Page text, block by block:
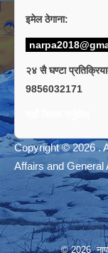
इमेल ठेगाना:
२४ सै घण्टा
9856032171
Copyright © 2026 .
Affairs and General
© 2026